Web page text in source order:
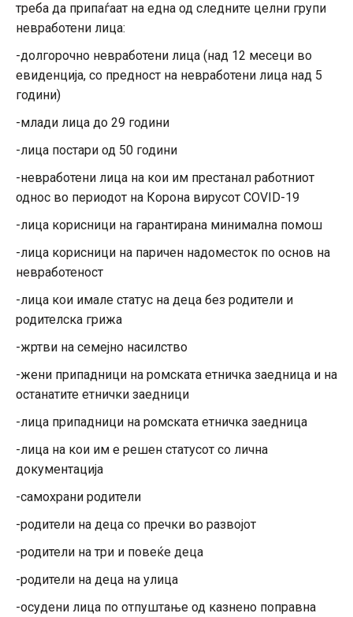
треба да припаѓаат на една од следните целни групи
невработени лица:
-долгорочно невработени лица (над 12 месеци во
евиденција, со предност на невработени лица над 5
години)
-млади лица до 29 години
-лица постари од 50 години
-невработени лица на кои им престанал работниот
однос во периодот на Корона вирусот COVID-19
-лица корисници на гарантирана минимална помош
-лица корисници на паричен надоместок по основ на
невработеност
-лица кои имале статус на деца без родители и
родителска грижа
-жртви на семејно насилство
-жени припадници на ромската етничка заедница и на
останатите етнички заедници
-лица припадници на ромската етничка заедница
-лица на кои им е решен статусот со лична
документација
-самохрани родители
-родители на деца со пречки во развојот
-родители на три и повеќе деца
-родители на деца на улица
-осудени лица по отпуштање од казнено поправна